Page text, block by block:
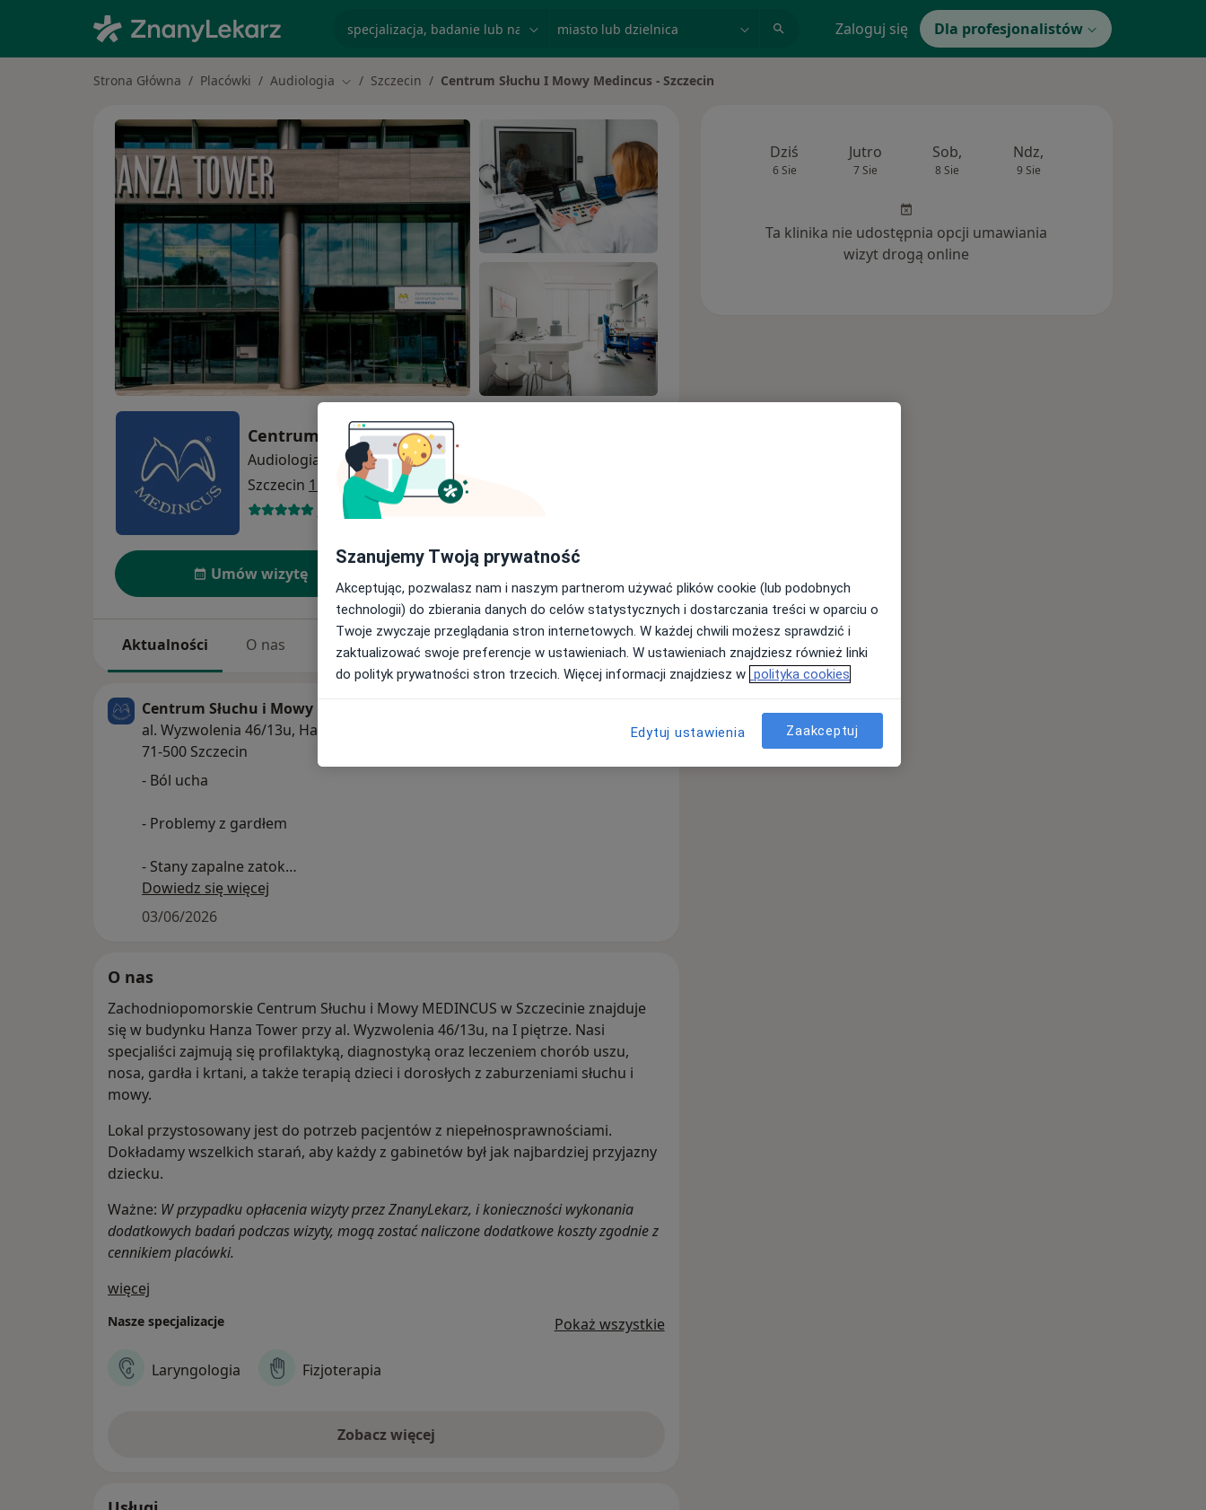
Zaloguj się Dla profesjonalistów
Strona Główna Placówki Audiologia Zmień miasto
Szczecin Centrum Słuchu I Mowy Medincus - Szczecin
Centrum Słuchu i Mowy MEDINCUS - Szczecin
Audiologia
więcej
Szczecin 1 adres
31 opinii
Umów wizytę
Aktualności O nas Usługi Specjaliści Adresy Opinie
Centrum Słuchu i Mowy MEDINCUS - Szczecin
al. Wyzwolenia 46/13u, Hanza Tower, Piętro pierwsze, wejście F lub główne,
71-500 Szczecin
- Ból ucha
- Problemy z gardłem
- Stany zapalne zatok
- Zaburzenia głosu
W Zachodniopomorskim Centrum Słuchu i Mowy MEDINCUS oferujemy
Nasi specjaliści:
-diagnozują i leczą schorzenia uszu, nosa i gardła
-wykonują szczegółowe badania videotoskopowe uszu, nosa, zatok, gardła
i krtani
-przeprowadzają badania słuchu (także obiektywne badania ABR)
Zachodniopomorskie Centrum Słuchu i Mowy MEDINCUS
al. Wyzwolenia 46/13u
71-500 Szczecin
+48 666 333 222
https://medincus.pl/placowki/szczecin/
#MEDINCUS #Szczecin #Zdrowie #BólUcha #Laryngolog
Dowiedz się więcej
03/06/2026
O nas
Zachodniopomorskie Centrum Słuchu i Mowy MEDINCUS w Szczecinie znajduje
się w budynku Hanza Tower przy al. Wyzwolenia 46/13u, na I piętrze. Nasi
specjaliści zajmują się profilaktyką, diagnostyką oraz leczeniem chorób uszu,
nosa, gardła i krtani, a także terapią dzieci i dorosłych z zaburzeniami słuchu i
mowy.
Lokal przystosowany jest do potrzeb pacjentów z niepełnosprawnościami.
Dokładamy wszelkich starań, aby każdy z gabinetów był jak najbardziej przyjazny
dziecku.
Ważne: W przypadku opłacenia wizyty przez ZnanyLekarz, i konieczności wykonania
dodatkowych badań podczas wizyty, mogą zostać naliczone dodatkowe koszty zgodnie z
cennikiem placówki.
więcej
Nasze specjalizacje Pokaż wszystkie
Laryngologia Fizjoterapia
Zobacz więcej
Dziś
6 Sie
Jutro
7 Sie
Sob,
8 Sie
Ndz,
9 Sie
Ta klinika nie udostępnia opcji umawiania
wizyt drogą online
Szanujemy Twoją prywatność
Akceptując, pozwalasz nam i naszym partnerom używać plików cookie (lub podobnych
technologii) do zbierania danych do celów statystycznych i dostarczania treści w oparciu o
Twoje zwyczaje przeglądania stron internetowych. W każdej chwili możesz sprawdzić i
zaktualizować swoje preferencje w ustawieniach. W ustawieniach znajdziesz również linki
do polityk prywatności stron trzecich. Więcej informacji znajdziesz w polityka cookies
Edytuj ustawienia Zaakceptuj